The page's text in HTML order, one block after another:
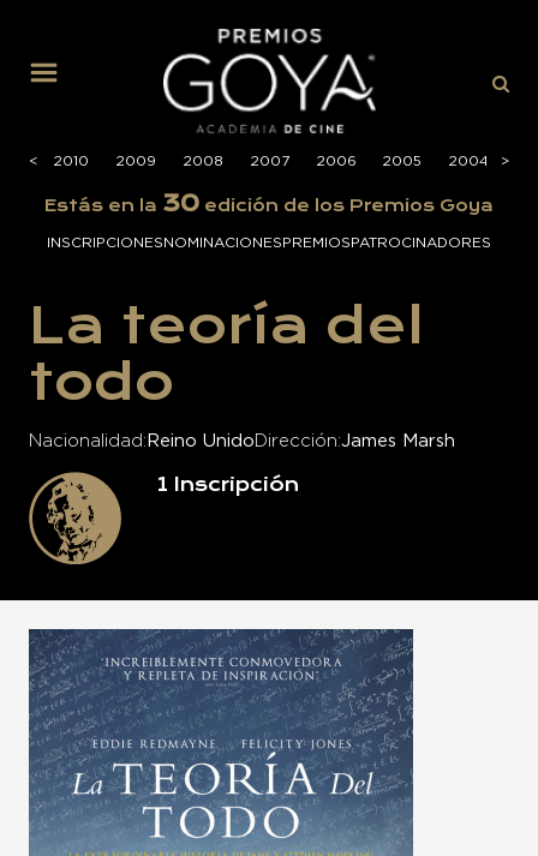
<
< 2010 2009 2008 2007 2006 2005 2004 >
>
Estás en la 30 edición de los Premios Goya
INSCRIPCIONESNOMINACIONESPREMIOSPATROCINADORES
La teoría del
todo
Nacionalidad Reino Unido Dirección James Marsh
1 Inscripción